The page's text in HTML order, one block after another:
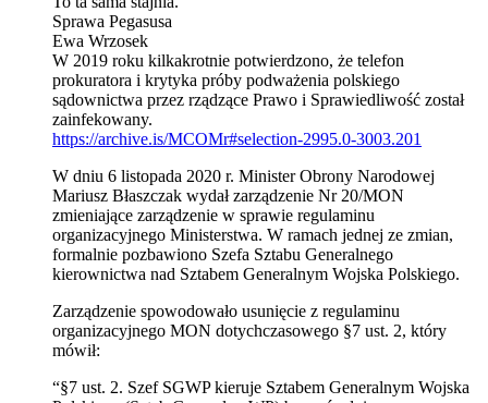
Sprawa Pegasusa
Ewa Wrzosek
W 2019 roku kilkakrotnie potwierdzono, że telefon
prokuratora i krytyka próby podważenia polskiego
sądownictwa przez rządzące Prawo i Sprawiedliwość został
zainfekowany.
https://archive.is/MCOMr#selection-2995.0-3003.201
W dniu 6 listopada 2020 r. Minister Obrony Narodowej
Mariusz Błaszczak wydał zarządzenie Nr 20/MON
zmieniające zarządzenie w sprawie regulaminu
organizacyjnego Ministerstwa. W ramach jednej ze zmian,
formalnie pozbawiono Szefa Sztabu Generalnego
kierownictwa nad Sztabem Generalnym Wojska Polskiego.
Zarządzenie spowodowało usunięcie z regulaminu
organizacyjnego MON dotychczasowego §7 ust. 2, który
mówił:
“§7 ust. 2. Szef SGWP kieruje Sztabem Generalnym Wojska